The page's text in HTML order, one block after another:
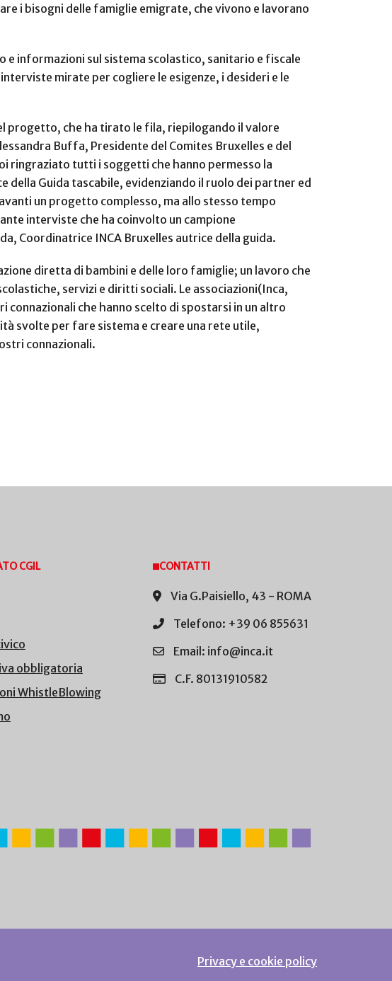
i bisogni delle famiglie emigrate, che vivono e lavorano
e informazioni sul sistema scolastico, sanitario e fiscale
mirate per cogliere le esigenze, i desideri e le
progetto, che ha tirato le fila, riepilogando il valore
Buffa, Presidente del Comites Bruxelles e del
ringraziato tutti i soggetti che hanno permesso la
Guida tascabile, evidenziando il ruolo dei partner ed
un progetto complesso, ma allo stesso tempo
interviste che ha coinvolto un campione
Coordinatrice INCA Bruxelles autrice della guida.
diretta di bambini e delle loro famiglie; un lavoro che
servizi e diritti sociali. Le associazioni(Inca,
connazionali che hanno scelto di spostarsi in un altro
svolte per fare sistema e creare una rete utile,
connazionali.
CGIL
obbligatoria
WhistleBlowing
CONTATTI
Via G.Paisiello, 43 - ROMA
Telefono: +39 06 855631
Email: info@inca.it
C.F. 80131910582
Privacy e cookie policy